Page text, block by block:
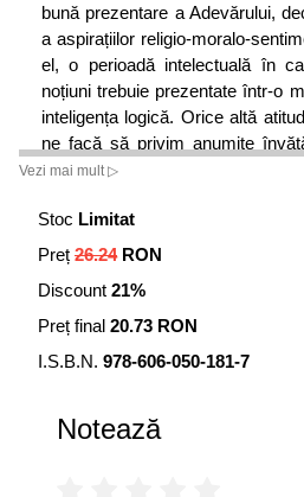
bună prezentare a Adevărului,
a aspirațiilor religio-moralo-
el, o perioadă intelectuală în
noțiuni trebuie prezentate într-o
inteligența logică. Orice altă
ne facă să privim anumite
sau ca noțiuni accesorii
Faptele sunt măiestrii cărora
Trăim într-o epocă în care
care se pot trage din simpla lor
Vezi mai mult ▷
Stoc Limitat
Preț 26.24RON
Discount 21%
Preț final 20.73 RON
I.S.B.N. 978-606-050-181-7
Notează